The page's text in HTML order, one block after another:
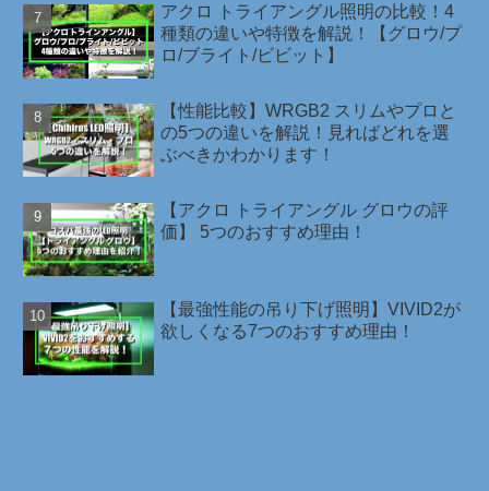
アクロ トライアングル照明の比較！4
種類の違いや特徴を解説！【グロウ/プ
ロ/ブライト/ビビット】
【性能比較】WRGB2 スリムやプロと
の5つの違いを解説！見ればどれを選
ぶべきかわかります！
【アクロ トライアングル グロウの評
価】 5つのおすすめ理由！
【最強性能の吊り下げ照明】VIVID2が
欲しくなる7つのおすすめ理由！